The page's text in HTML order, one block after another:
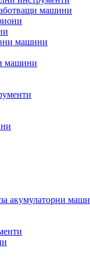
машини
машини
машини
акумулаторни